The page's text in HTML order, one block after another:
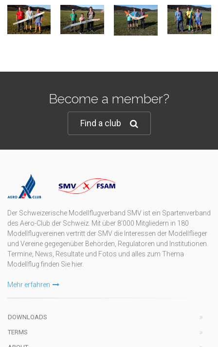
Become a member?
Find a club
Der Schweizerische Modellflugverband SMV ist ein Spartenverband
des Aero-Club der Schweiz. Mit über 8'000 Mitgliedern in 180
Modellflugvereinen vertritt der SMV die Interessen der Modellflieger
und Vereine gegegenüber Behörden, Regulatoren und Institutionen.
Termine, News, Resultate und Fotos und alles zum Thema
Modellflug finden Sie hier.
Mehr erfahren
DOWNLOADS
TERMS